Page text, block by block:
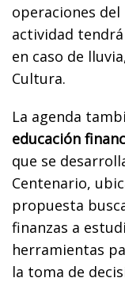
operaciones del
actividad
en caso de
Cultura.
La agenda
educación
que se
Centenario,
propuesta
finanzas a
herramientas
la toma de